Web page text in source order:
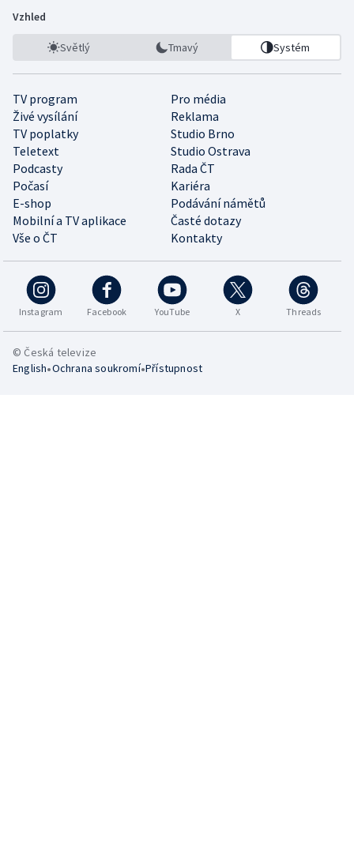
Vzhled
Světlý Tmavý Systém
TV program
Pro média
Živé vysílání
Reklama
TV poplatky
Studio Brno
Teletext
Studio Ostrava
Podcasty
Rada ČT
Počasí
Kariéra
E-shop
Podávání námětů
Mobilní a TV aplikace
Časté dotazy
Vše o ČT
Kontakty
Instagram Facebook YouTube X Threads
© Česká televize
English•Ochrana soukromí•Přístupnost